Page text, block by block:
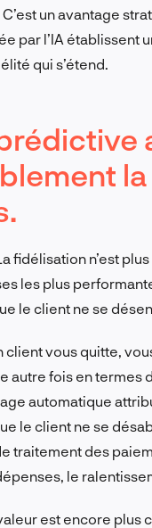
un avantage
par l’IA établissent
qui s’étend.
fidélisation n’est
les plus
le client ne se
client vous quitte,
autre fois en termes
automatique
le client ne se
traitement des
le
est encore plus